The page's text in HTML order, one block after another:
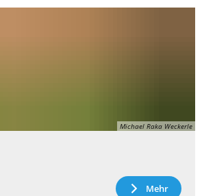
Michael Raka Weckerle
Mehr